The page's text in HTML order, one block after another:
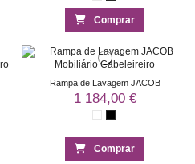
Comprar
Rampa de Lavagem JACOB
1 184,00 €
Comprar